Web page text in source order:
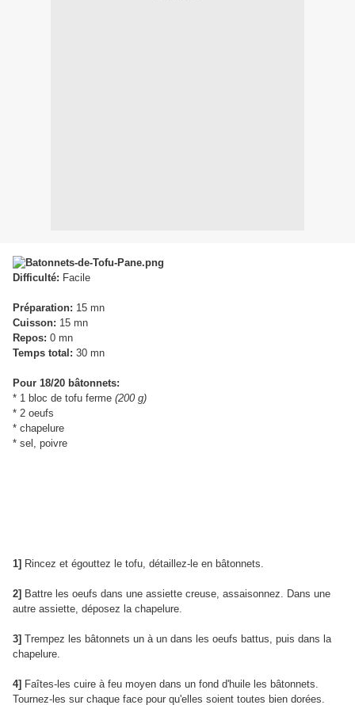
Difficulté: Facile
Préparation: 15 mn
Cuisson: 15 mn
Repos: 0 mn
Temps total: 30 mn
Pour 18/20 bâtonnets:
* 1 bloc de tofu ferme (200 g)
* 2 oeufs
* chapelure
* sel, poivre
1] Rincez et égouttez le tofu, détaillez-le en bâtonnets.
2] Battre les oeufs dans une assiette creuse, assaisonnez. Dans une
autre assiette, déposez la chapelure.
3] Trempez les bâtonnets un à un dans les oeufs battus, puis dans la
chapelure.
4] Faîtes-les cuire à feu moyen dans un fond d'huile les bâtonnets.
Tournez-les sur chaque face pour qu'elles soient toutes bien dorées.